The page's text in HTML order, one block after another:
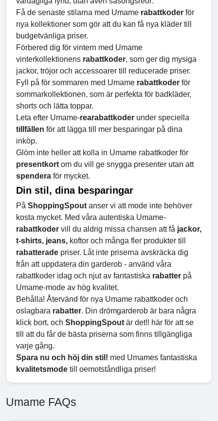
Få de senaste stilarna med Umame rabattkoder för
nya kollektioner som gör att du kan få nya kläder till
budgetvänliga priser.
Förbered dig för vintern med Umame
vinterkollektionens rabattkoder, som ger dig mysiga
jackor, tröjor och accessoarer till reducerade priser.
Fyll på för sommaren med Umame rabattkoder för
sommarkollektionen, som är perfekta för badkläder,
shorts och lätta toppar.
Leta efter Umame-rearabattkoder under speciella
tillfällen för att lägga till mer besparingar på dina
inköp.
Glöm inte heller att kolla in Umame rabattkoder för
presentkort om du vill ge snygga presenter utan att
spendera för mycket.
Din stil, dina besparingar
På ShoppingSpout anser vi att mode inte behöver
kosta mycket. Med våra autentiska Umame-
rabattkoder vill du aldrig missa chansen att få jackor,
t-shirts, jeans, koftor och många fler produkter till
rabatterade priser. Låt inte priserna avskräcka dig
från att uppdatera din garderob - använd våra
rabattkoder idag och njut av fantastiska rabatter på
Umame-mode av hög kvalitet.
Behålla! Återvänd för nya Umame rabattkoder och
oslagbara rabatter. Din drömgarderob är bara några
klick bort, och ShoppingSpout är det!! här för att se
till att du får de bästa priserna som finns tillgängliga
varje gång.
Spara nu och höj din stil! med Umames fantastiska
kvalitetsmode till oemotståndliga priser!
Umame FAQs